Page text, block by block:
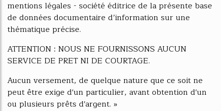
mentions légales - société éditrice de la présente base
de données documentaire d’information sur une
thématique précise.
ATTENTION : NOUS NE FOURNISSONS AUCUN
SERVICE DE PRET NI DE COURTAGE.
Aucun versement, de quelque nature que ce soit ne
peut être exige d'un particulier, avant obtention d'un
ou plusieurs prêts d'argent. »